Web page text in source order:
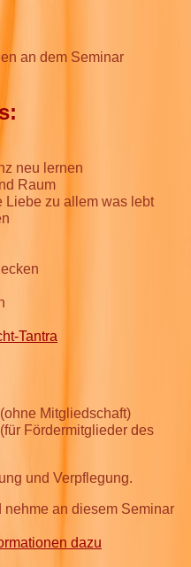
an dem Seminar
neu lernen
Raum
Liebe zu allem was lebt
Tantra
Mitgliedschaft)
Fördermitglieder des
und Verpflegung.
an diesem Seminar
dazu